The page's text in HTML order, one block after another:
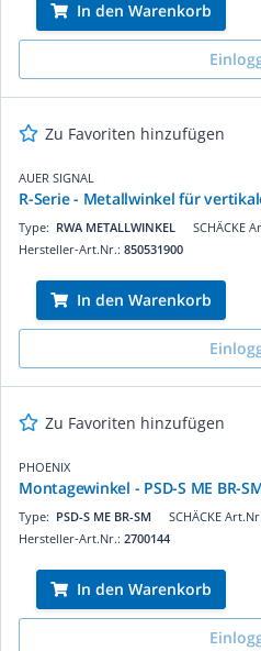
In den Warenkorb
Zu Favoriten hinzufügen
AUER SIGNAL
R-Serie - Metallwinkel für
SCHÄCKE
Type: RWA METALLWINKEL
Hersteller-Art.Nr.: 850531900
In den Warenkorb
Zu Favoriten hinzufügen
PHOENIX
Montagewinkel - PSD-S ME BR-
SCHÄCKE
Type: PSD-S ME BR-SM
Hersteller-Art.Nr.: 2700144
In den Warenkorb